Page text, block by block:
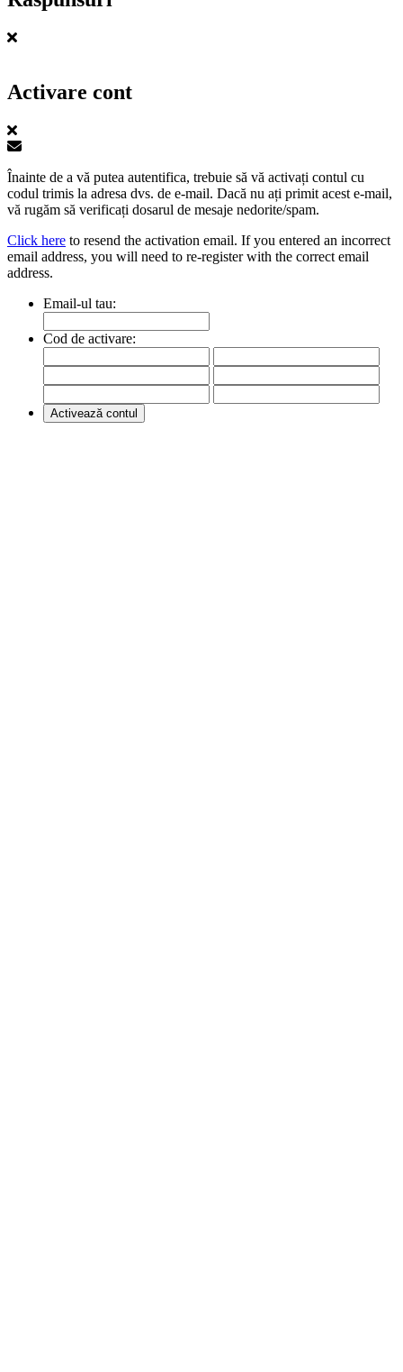
Activare cont
Înainte de a vă putea autentifica, trebuie să vă activați contul cu
codul trimis la adresa dvs. de e-mail. Dacă nu ați primit acest e-mail,
vă rugăm să verificați dosarul de mesaje nedorite/spam.
Click here to resend the activation email. If you entered an incorrect
email address, you will need to re-register with the correct email
address.
Email-ul tau:
Cod de activare: